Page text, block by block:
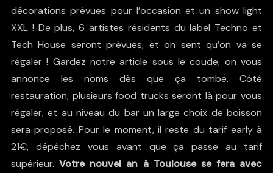
décorations prévues pour l’occasion et un show light
XXL ! De plus, 6 artistes résidents du label Techno et
Tech House seront prévues, et on sent qu’on va se
régaler ! Gardez notre article sous le coude, on vous
annonce les noms dès que ça tombe. Côté
restauration, plusieurs food trucks seront là pour vous
régaler, et au niveau du bar un large choix de boisson
sera proposé. Pour le moment, il reste du tarif early à
21€, dépêchez vous avant que ça passe au tarif
supérieur.Votre nouvel an à Toulouse se fera avec